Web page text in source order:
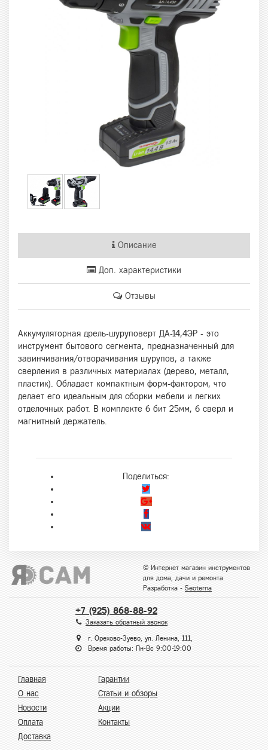
Описание
Доп. характеристики
Отзывы
Аккумуляторная дрель-шуруповерт ДА-14,4ЭР - это
инструмент бытового сегмента, предназначенный для
завинчивания/отворачивания шурупов, а также
сверления в различных материалах (дерево, металл,
пластик). Обладает компактным форм-фактором, что
делает его идеальным для сборки мебели и легких
отделочных работ. В комплекте 6 бит 25мм, 6 сверл и
магнитный держатель.
Поделиться:
© Интернет магазин инструментов
для дома, дачи и ремонта
Разработка - Seoterna
+7 (925) 868-88-92
Заказать обратный звонок
г. Орехово-Зуево, ул. Ленина, 111,
Время работы: Пн-Вс 9:00-19:00
Главная
О нас
Новости
Оплата
Доставка
Гарантии
Статьи и обзоры
Акции
Контакты